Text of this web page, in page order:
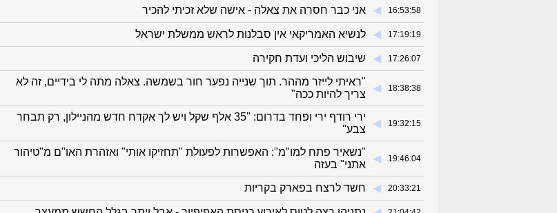
16:53:58
◀︎ אני כבר חסרה את צאלה - אישה שלא זכיתי להכיר
17:19:19
◀︎ לנשיא האמריקאי אין סבלנות לראש ממשלת ישראל
17:26:07
◀︎ שיבוש הליכי ועדת חקירה
18:38:38
◀︎
"ראיתי לייזר מההר. תוך שנייה נפער חור בשמשה. צאלה מתה לי בידיים, זה לא
צריך להיות ככה"
19:32:15
◀︎
ירי רודף ירי ופחד בדרום: "35 אלף שקל ויש לך אקדח חדש מהניילון, רק תבחר
צבע"
19:46:04
◀︎
"נשאיר פתח למו"מ": האפשרות לפעולת "תחזיקו אותי" ואזהרת האו"ם מ"טיהור
אתני" בעזה
20:33:21
◀︎ חשד לרצח בפארק בקריות